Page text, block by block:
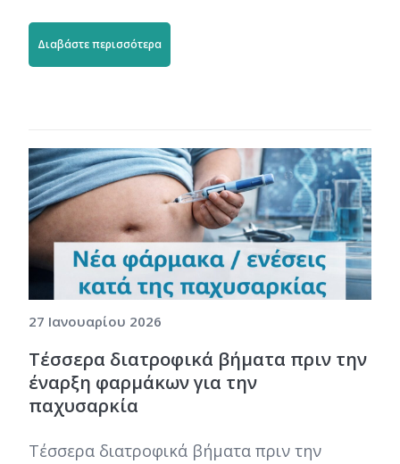
Διαβάστε περισσότερα
27 Ιανουαρίου 2026
Τέσσερα διατροφικά βήματα πριν την
έναρξη φαρμάκων για την
παχυσαρκία
Τέσσερα διατροφικά βήματα πριν την